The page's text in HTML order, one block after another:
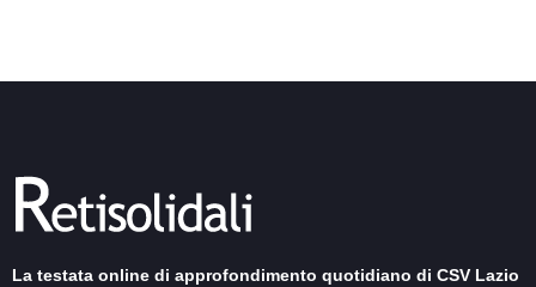
La testata online di approfondimento quotidiano di CSV Lazio